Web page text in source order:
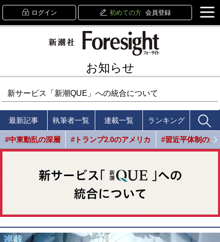
ログイン 初めての方 会員登録
お知らせ
新サービス「新潮QUE」への統合について
最新記事 執筆者一覧 連載一覧 ランキング
#中東動乱の深層 #トランプ2.0のアメリカ #習近平体制の光